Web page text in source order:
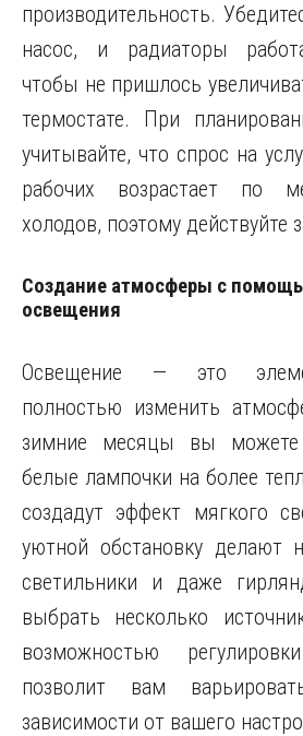
производительность.
насос, и радиаторы
чтобы не пришлось
термостате. При
учитывайте, что спрос на
рабочих возрастает по
холодов, поэтому действуйте
Создание атмосферы с
освещения
Освещение — это
полностью изменить
зимние месяцы вы можете
белые лампочки на более
создадут эффект мягкого
уютной обстановку делают
светильники и даже
выбрать несколько
возможностью
позволит вам
зависимости от вашего